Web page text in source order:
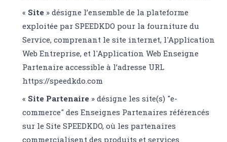
« Site » désigne l’ensemble de la plateforme
exploitée par SPEEDKDO pour la fourniture du
Service, comprenant le site internet, l'Application
Web Entreprise, et l'Application Web Enseigne
Partenaire accessible à l’adresse URL
https://speedkdo.com
« Site Partenaire » désigne les site(s) "e-
commerce" des Enseignes Partenaires référencés
sur le Site SPEEDKDO, où les partenaires
commercialisent des produits et services